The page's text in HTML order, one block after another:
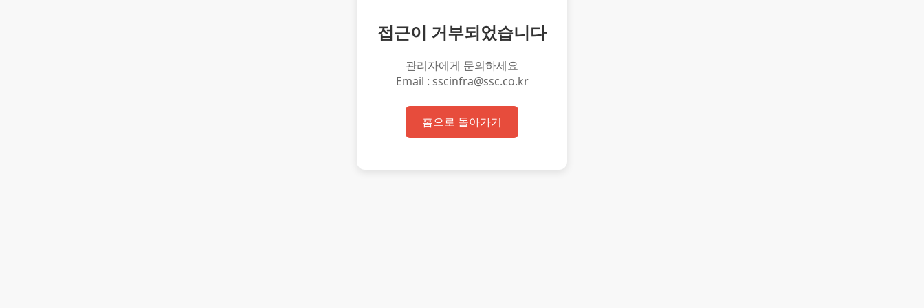
접근이 거부되었습니다
관리자에게 문의하세요
Email : sscinfra@ssc.co.kr
홈으로 돌아가기